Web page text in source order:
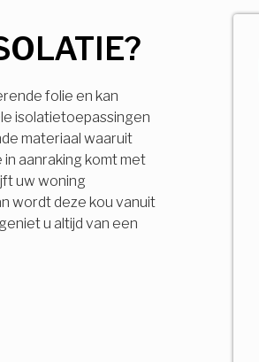
folie en kan
isolatietoepassingen
materiaal waaruit
aanraking komt met
uw woning
wordt deze kou vanuit
u altijd van een